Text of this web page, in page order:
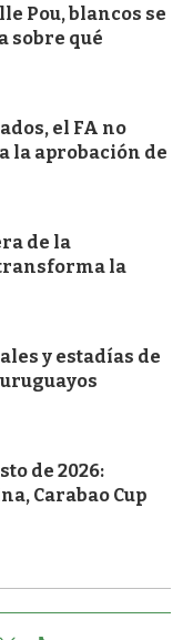
Pou, blancos se
sobre qué
el FA no
la aprobación de
de la
la
y estadías de
de 2026:
Carabao Cup